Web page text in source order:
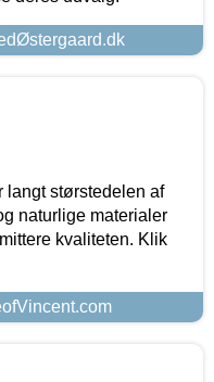
langt størstedelen af
naturlige materialer
kvaliteten. Klik